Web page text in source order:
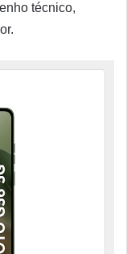
técnico,